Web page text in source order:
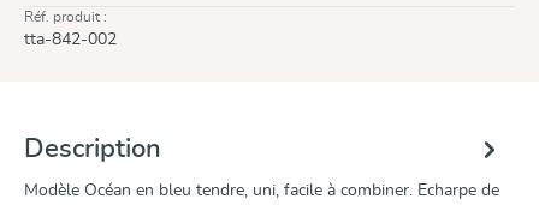
Réf. produit :
tta-842-002
Description
Modèle Océan en bleu tendre, uni, facile à combiner. Echarpe de